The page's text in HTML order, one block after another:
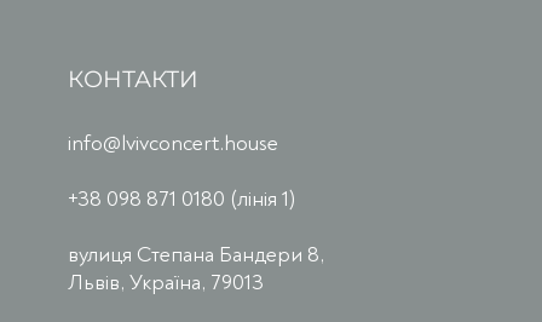
КОНТАКТИ
info@lvivconcert.house
+38 098 871 0180 (лінія 1)
вулиця Степана Бандери 8,
Львів, Україна, 79013